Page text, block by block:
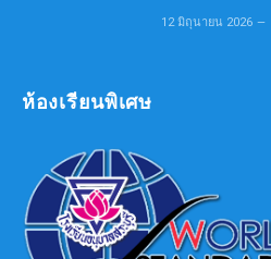
12 มิถุนายน 2026
ห้องเรียนพิเศษ